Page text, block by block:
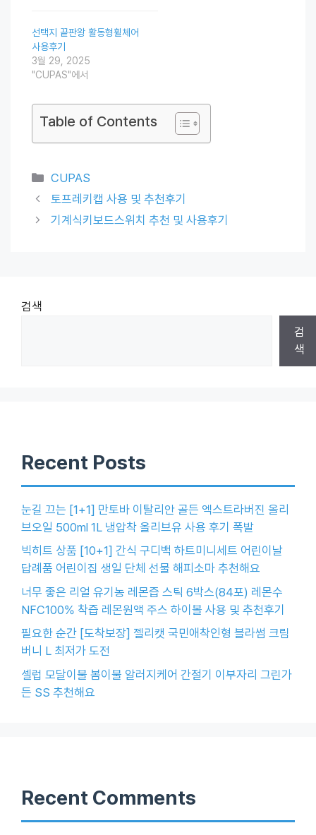
선택지 끝판왕 활동형휠체어
사용후기
3월 29, 2025
"CUPAS"에서
Table of Contents
Categories
CUPAS
토프레키캡 사용 및 추천후기
기계식키보드스위치 추천 및 사용후기
검색
검
색
Recent Posts
눈길 끄는 [1+1] 만토바 이탈리안 골든 엑스트라버진 올리
브오일 500ml 1L 냉압착 올리브유 사용 후기 폭발
빅히트 상품 [10+1] 간식 구디백 하트미니세트 어린이날
답례품 어린이집 생일 단체 선물 해피소마 추천해요
너무 좋은 리얼 유기농 레몬즙 스틱 6박스(84포) 레몬수
NFC100% 착즙 레몬원액 주스 하이볼 사용 및 추천후기
필요한 순간 [도착보장] 젤리캣 국민애착인형 블라썸 크림
버니 L 최저가 도전
셀럽 모달이불 봄이불 알러지케어 간절기 이부자리 그린가
든 SS 추천해요
Recent Comments